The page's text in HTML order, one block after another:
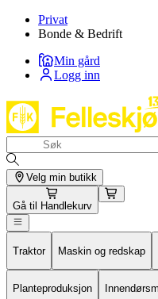
Privat
Bonde & Bedrift
Min gård
Logg inn
Velg min butikk
Gå til Handlekurv
Traktor Maskin og redskap
Planteproduksjon